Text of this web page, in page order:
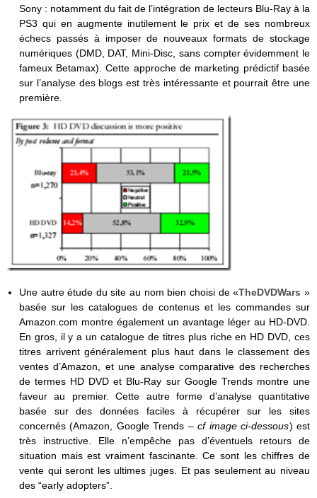
Sony : notamment du fait de l’intégration de lecteurs Blu-Ray à la
PS3 qui en augmente inutilement le prix et de ses nombreux
échecs passés à imposer de nouveaux formats de stockage
numériques (DMD, DAT, Mini-Disc, sans compter évidemment le
fameux Betamax). Cette approche de marketing prédictif basée
sur l’analyse des blogs est très intéressante et pourrait être une
première.
Une autre étude du site au nom bien choisi de «TheDVDWars »
basée sur les catalogues de contenus et les commandes sur
Amazon.com montre également un avantage léger au HD-DVD.
En gros, il y a un catalogue de titres plus riche en HD DVD, ces
titres arrivent généralement plus haut dans le classement des
ventes d’Amazon, et une analyse comparative des recherches
de termes HD DVD et Blu-Ray sur Google Trends montre une
faveur au premier. Cette autre forme d’analyse quantitative
basée sur des données faciles à récupérer sur les sites
concernés (Amazon, Google Trends –cf image ci-dessous) est
très instructive. Elle n’empêche pas d’éventuels retours de
situation mais est vraiment fascinante. Ce sont les chiffres de
vente qui seront les ultimes juges. Et pas seulement au niveau
des “early adopters”.